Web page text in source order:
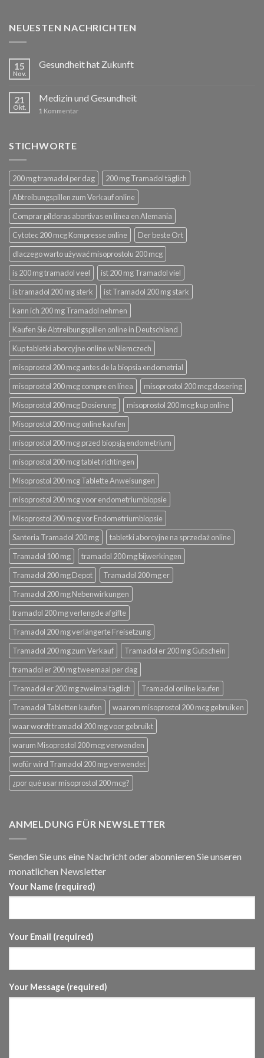
NEUESTEN NACHRICHTEN
15
Nov.
Gesundheit hat Zukunft
21
Okt.
Medizin und Gesundheit
1 Kommentar
STICHWORTE
200 mg tramadol per dag
200 mg Tramadol täglich
Abtreibungspillen zum Verkauf online
Comprar píldoras abortivas en línea en Alemania
Cytotec 200 mcg Kompresse online
Der beste Ort
dlaczego warto używać misoprostolu 200 mcg
is 200 mg tramadol veel
ist 200 mg Tramadol viel
is tramadol 200 mg sterk
ist Tramadol 200 mg stark
kann ich 200 mg Tramadol nehmen
Kaufen Sie Abtreibungspillen online in Deutschland
Kup tabletki aborcyjne online w Niemczech
misoprostol 200 mcg antes de la biopsia endometrial
misoprostol 200 mcg compre en línea
misoprostol 200 mcg dosering
Misoprostol 200 mcg Dosierung
misoprostol 200 mcg kup online
Misoprostol 200 mcg online kaufen
misoprostol 200 mcg przed biopsją endometrium
misoprostol 200 mcg tablet richtingen
Misoprostol 200 mcg Tablette Anweisungen
misoprostol 200 mcg voor endometriumbiopsie
Misoprostol 200 mcg vor Endometriumbiopsie
Santeria Tramadol 200 mg
tabletki aborcyjne na sprzedaż online
Tramadol 100 mg
tramadol 200 mg bijwerkingen
Tramadol 200 mg Depot
Tramadol 200 mg er
Tramadol 200 mg Nebenwirkungen
tramadol 200 mg verlengde afgifte
Tramadol 200 mg verlängerte Freisetzung
Tramadol 200 mg zum Verkauf
Tramadol er 200 mg Gutschein
tramadol er 200 mg tweemaal per dag
Tramadol er 200 mg zweimal täglich
Tramadol online kaufen
Tramadol Tabletten kaufen
waarom misoprostol 200 mcg gebruiken
waar wordt tramadol 200 mg voor gebruikt
warum Misoprostol 200 mcg verwenden
wofür wird Tramadol 200 mg verwendet
¿por qué usar misoprostol 200 mcg?
ANMELDUNG FÜR NEWSLETTER
Senden Sie uns eine Nachricht oder abonnieren Sie unseren
monatlichen Newsletter
Your Name (required)
Your Email (required)
Your Message (required)